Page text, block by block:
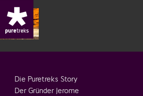
Die Puretreks Story
Der Gründer Jerome